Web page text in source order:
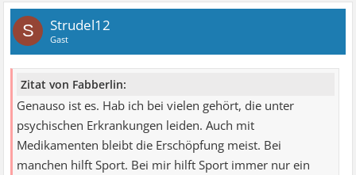
S Strudel12
Gast
Zitat von Fabberlin:
Genauso ist es. Hab ich bei vielen gehört, die unter
psychischen Erkrankungen leiden. Auch mit
Medikamenten bleibt die Erschöpfung meist. Bei
manchen hilft Sport. Bei mir hilft Sport immer nur ein